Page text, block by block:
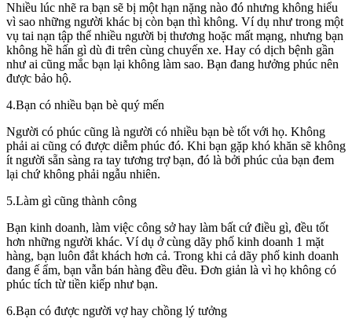
Nhiều lúc nhẽ ra bạn sẽ bị một hạn nặng nào đó nhưng không hiểu
vì sao những người khác bị còn bạn thì không. Ví dụ như trong một
vụ tai nạn tập thể nhiều người bị thương hoặc mất mạng, nhưng bạn
không hề hấn gì dù đi trên cùng chuyến xe. Hay có dịch bệnh gần
như ai cũng mắc bạn lại không làm sao. Bạn đang hưởng phúc nên
được bảo hộ.
4.Bạn có nhiều bạn bè quý mến
Người có phúc cũng là người có nhiều bạn bè tốt với họ. Không
phải ai cũng có được diễm phúc đó. Khi bạn gặp khó khăn sẽ không
ít người sẵn sàng ra tay tương trợ bạn, đó là bởi phúc của bạn đem
lại chứ không phải ngẫu nhiên.
5.Làm gì cũng thành công
Bạn kinh doanh, làm việc công sở hay làm bất cứ điều gì, đều tốt
hơn những người khác. Ví dụ ở cùng dãy phố kinh doanh 1 mặt
hàng, bạn luôn đắt khách hơn cả. Trong khi cả dãy phố kinh doanh
đang ế ẩm, bạn vẫn bán hàng đều đều. Đơn giản là vì họ không có
phúc tích từ tiền kiếp như bạn.
6.Bạn có được người vợ hay chồng lý tưởng